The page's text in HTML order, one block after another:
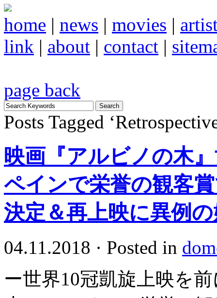
home | news | movies |
link | about | contact |
page back
Posts Tagged
映画『アルビノの木
ペインで栄誉の観客
決定＆再上映に異例
04.11.2018 · Posted in
ー世界10冠凱旋上映を